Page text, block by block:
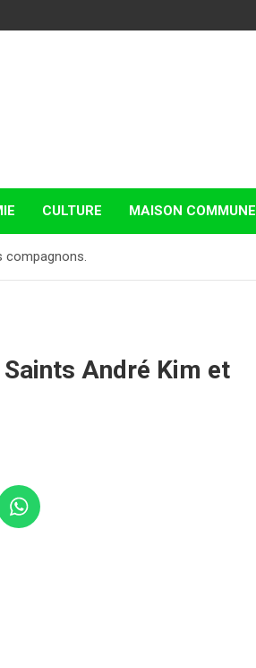
CULTURE MAISON COMMUNE
compagnons.
André Kim et